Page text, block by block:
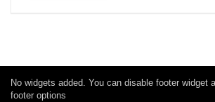
No widgets added. You can disable footer widget
footer options